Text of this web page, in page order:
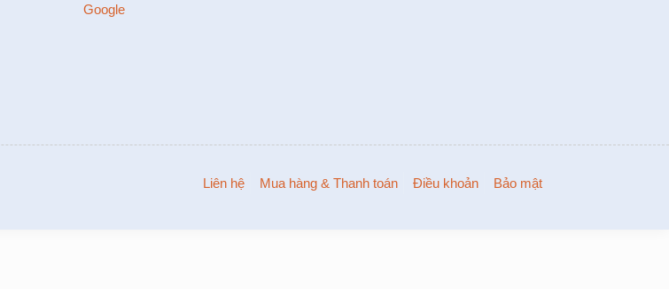
Google
Liên hệ Mua hàng & Thanh toán Điều khoản Bảo mật